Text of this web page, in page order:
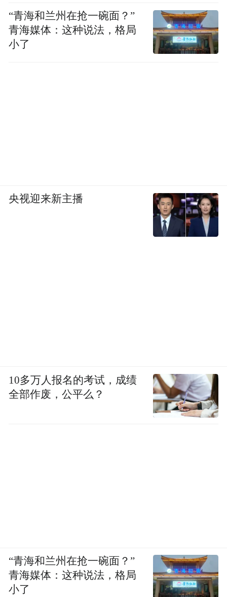
“青海和兰州在抢一碗面？”
青海媒体：这种说法，格局
小了
央视迎来新主播
10多万人报名的考试，成绩
全部作废，公平么？
“青海和兰州在抢一碗面？”
青海媒体：这种说法，格局
小了